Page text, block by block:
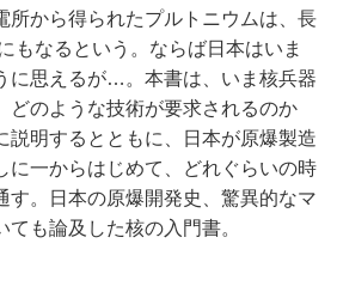
所から得られたプルトニウムは、長
もなるという。ならば日本はいま
に思えるが…。本書は、いま核兵器
どのような技術が要求されるのか
説明するとともに、日本が原爆製造
に一からはじめて、どれぐらいの時
す。日本の原爆開発史、驚異的なマ
ても論及した核の入門書。